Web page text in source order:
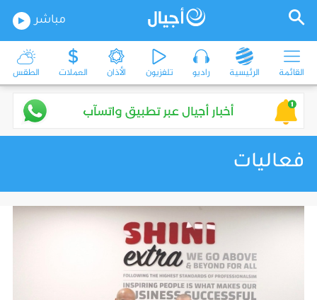
مباشر
القائمة الرئيسية راديو تلفزيون الأذان العملات الطقس
فعاليات